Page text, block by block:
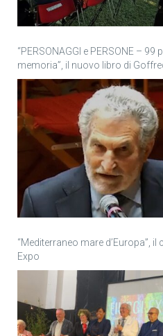
“PERSONAGGI e PERSONE –
memoria”, il nuovo libro di
“Mediterraneo mare d’Europa”,
Expo